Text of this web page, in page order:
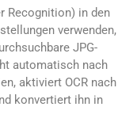
Recognition) in den
verwenden,
JPG-
automatisch nach
aktiviert OCR nach
konvertiert ihn in